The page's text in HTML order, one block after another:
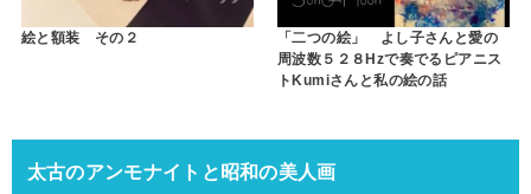
絵と額装 その２
「二つの絵」 よし子さんと愛の
周波数５２８Hzで奏でるピアニス
トKumiさんと私の絵の話
太古のアンモナイトと昭和の美人画